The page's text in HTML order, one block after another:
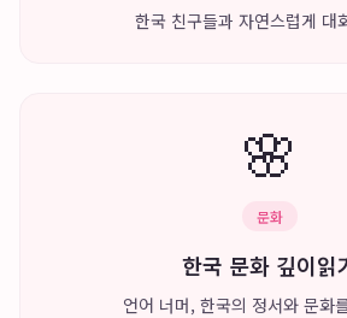
한국 친구들과 자연스럽게 대
🌸
문화
한국 문화 깊이읽
언어 너머, 한국의 정서와 문화